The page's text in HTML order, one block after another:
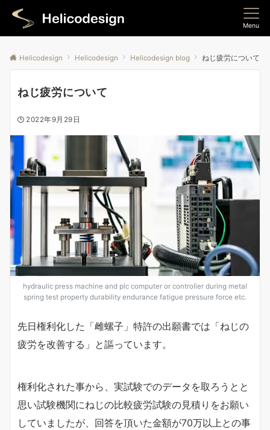
Menu
Helicodesign Helicodesign Helicodesign blog ねじ疲労について
ねじ疲労について
2022年9月29日
hydraulic press machine and plc computer or controller during metal
spring test property durability endurance fatigue pressure force etc.
先日権利化した「雌螺子」特許の出願書では「ねじの
疲労を改善する」と謳っています。
権利化された事から、実試験でのデータを取ろうとと
思い試験機関にねじの比較疲労試験の見積りをお願い
していましたが、回答を頂いた金額が70万以上との事